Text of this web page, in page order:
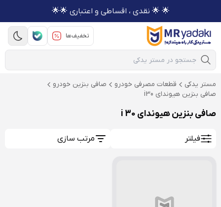
🌟 🌟 نقدی ، اقساطی و اعتباری 🌟🌟
تخفیف‌ها
Mobile Search
مستر یدکی قطعات مصرفی خودرو
صافی بنزین خودرو
صافی بنزین هیوندای i30
صافی بنزین هیوندای i 30
فیلتر مرتب سازی